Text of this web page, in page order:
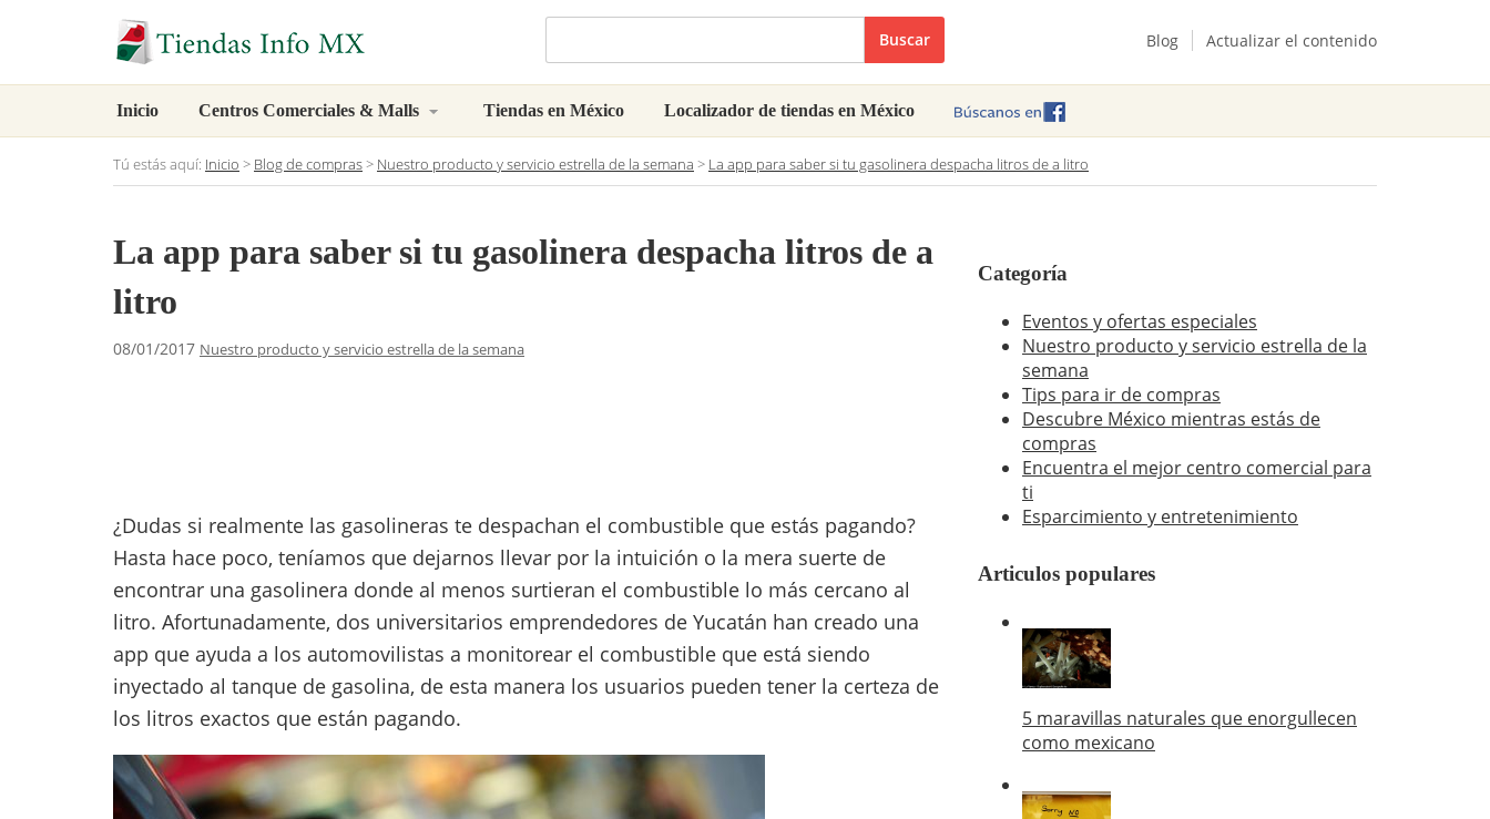
Buscar Blog Actualizar el contenido
Inicio Centros Comerciales & Malls Tiendas en México Localizador de tiendas en México
Tú estás aquí: Inicio > Blog de compras> Nuestro producto y servicio estrella de la semana > La app para saber si tu gasolinera despacha litros de a litro
La app para saber si tu gasolinera despacha litros de a
litro
08/01/2017 Nuestro producto y servicio estrella de la semana
¿Dudas si realmente las gasolineras te despachan el combustible que estás pagando?
Hasta hace poco, teníamos que dejarnos llevar por la intuición o la mera suerte de
encontrar una gasolinera donde al menos surtieran el combustible lo más cercano al
litro. Afortunadamente, dos universitarios emprendedores de Yucatán han creado una
app que ayuda a los automovilistas a monitorear el combustible que está siendo
inyectado al tanque de gasolina, de esta manera los usuarios pueden tener la certeza de
los litros exactos que están pagando.
Categoría
Eventos y ofertas especiales
Nuestro producto y servicio estrella de la
semana
Tips para ir de compras
Descubre México mientras estás de
compras
Encuentra el mejor centro comercial para
ti
Esparcimiento y entretenimiento
Articulos populares
5 maravillas naturales que enorgullecen
como mexicano